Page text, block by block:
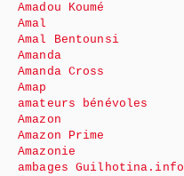
Amadou Koumé
Amal
Amal Bentounsi
Amanda
Amanda Cross
Amap
amateurs bénévoles
Amazon
Amazon Prime
Amazonie
ambages Guilhotina.info